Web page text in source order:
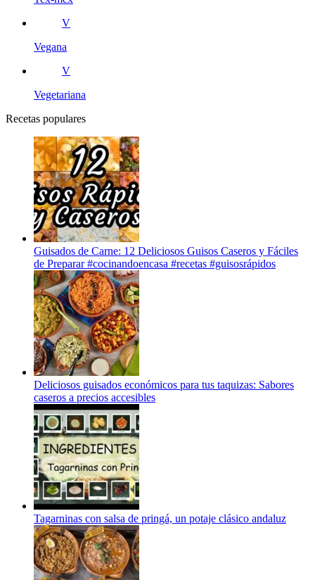
V
Vegana
V
Vegetariana
Recetas populares
Guisados de Carne: 12 Deliciosos Guisos Caseros y Fáciles
de Preparar #cocinandoencasa #recetas #guisosrápidos
Deliciosos guisados económicos para tus taquizas: Sabores
caseros a precios accesibles
Tagarninas con salsa de pringá, un potaje clásico andaluz